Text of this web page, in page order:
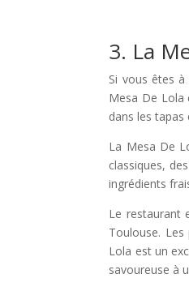
3. La
Si vous êtes
Mesa De Lola
dans les tapas
La Mesa De
classiques,
ingrédients
Le restaurant
Toulouse.
Lola est un
savoureuse à